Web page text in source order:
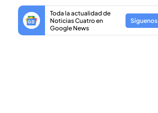
Toda la actualidad de
Noticias Cuatro en
Google News
Síguenos